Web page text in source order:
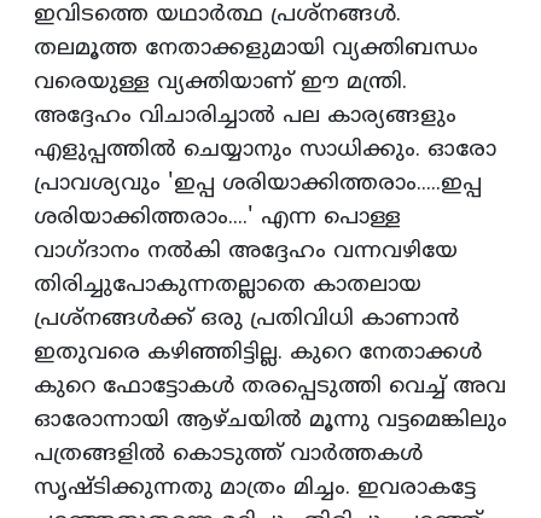
ഇവിടത്തെ യഥാര്‍ത്ഥ പ്രശ്‌നങ്ങള്‍.
തലമൂത്ത നേതാക്കളുമായി വ്യക്തിബന്ധം
വരെയുള്ള വ്യക്തിയാണ്‌ ഈ മന്ത്രി.
അദ്ദേഹം വിചാരിച്ചാല്‍ പല കാര്യങ്ങളും
എളുപ്പത്തില്‍ ചെയ്യാനും സാധിക്കും. ഓരോ
പ്രാവശ്യവും 'ഇപ്പ ശരിയാക്കിത്തരാം.....ഇപ്പ
ശരിയാക്കിത്തരാം....' എന്ന പൊള്ള
വാഗ്‌ദാനം നല്‍കി അദ്ദേഹം വന്നവഴിയേ
തിരിച്ചുപോകുന്നതല്ലാതെ കാതലായ
പ്രശ്‌നങ്ങള്‍ക്ക്‌ ഒരു പ്രതിവിധി കാണാന്‍
ഇതുവരെ കഴിഞ്ഞിട്ടില്ല. കുറെ നേതാക്കള്‍
കുറെ ഫോട്ടോകള്‍ തരപ്പെടുത്തി വെച്ച്‌ അവ
ഓരോന്നായി ആഴ്‌ചയില്‍ മൂന്നു വട്ടമെങ്കിലും
പത്രങ്ങളില്‍ കൊടുത്ത്‌ വാര്‍ത്തകള്‍
സൃഷ്ടിക്കുന്നതു മാത്രം മിച്ചം. ഇവരാകട്ടേ